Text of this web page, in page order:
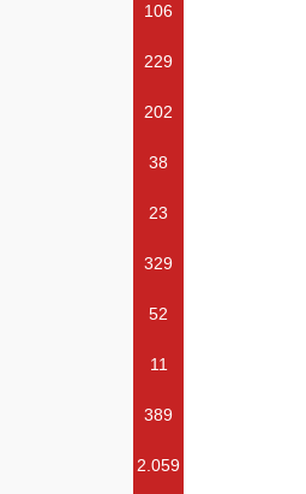
106
229
202
38
23
329
52
11
389
2.059